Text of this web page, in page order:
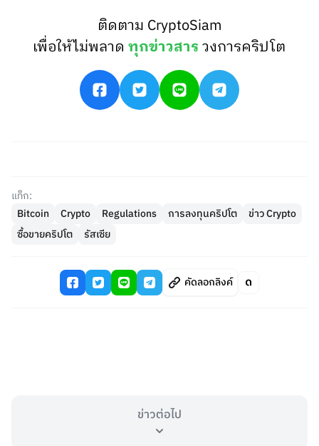
ติดตาม CryptoSiam
เพื่อให้ไม่พลาดทุกข่าวสารวงการคริปโต
แท็ก:
Bitcoin
Crypto Regulations การลงทุนคริปโต
ข่าว Crypto
ซื้อขายคริปโต
รัสเซีย
คัดลอกลิงค์
ข่าวต่อไป